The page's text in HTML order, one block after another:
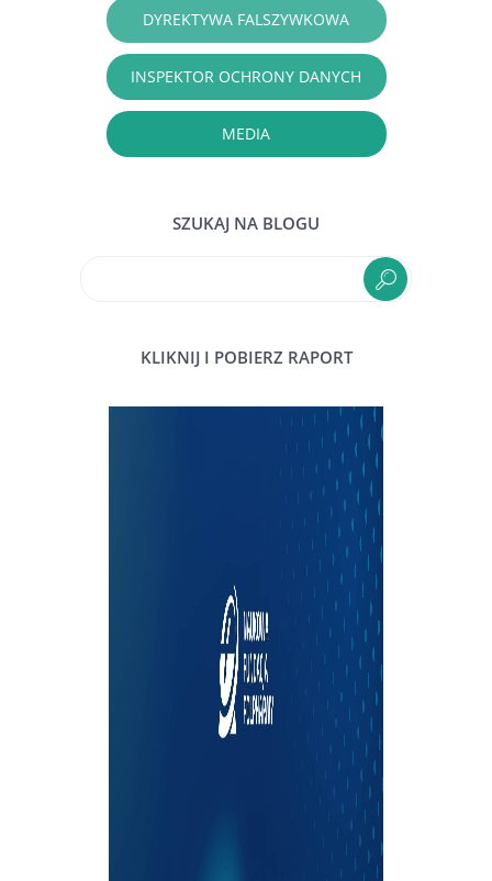
DYREKTYWA FALSZYWKOWA
INSPEKTOR OCHRONY DANYCH
MEDIA
SZUKAJ NA BLOGU
KLIKNIJ I POBIERZ RAPORT